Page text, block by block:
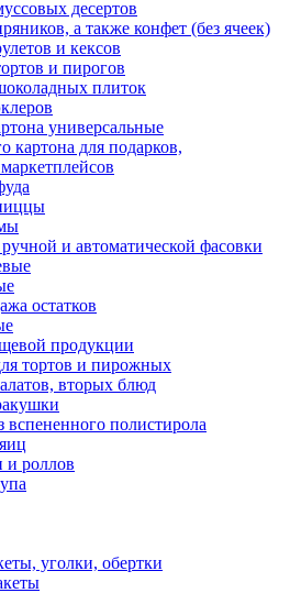
десертов
а также конфет (без ячеек)
и кексов
и пирогов
плиток
универсальные
картона для подарков,
и автоматической фасовки
остатков
продукции
тортов и пирожных
вторых блюд
вспененного полистирола
и роллов
уголки, обертки